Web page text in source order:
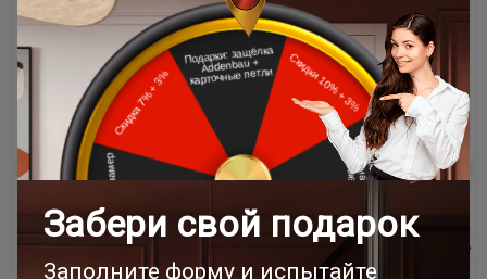
Цена за полотно
34 100 ₽
Цена за полотно
34 100 ₽
Межкомнатная дверь
Tivoli / Тиволи Д-3
Итальянский орех
Межкомнатная дверь
Tivoli / Тиволи Е-2
Итальянский орех